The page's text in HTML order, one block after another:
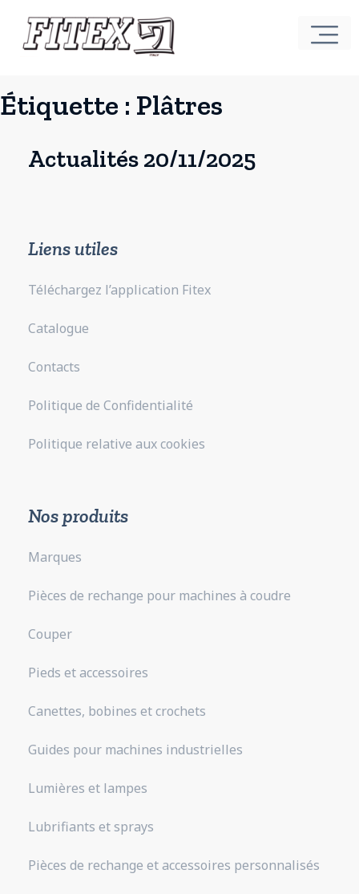
Étiquette : Plâtres
Actualités 20/11/2025
Liens utiles
Téléchargez l’application Fitex
Catalogue
Contacts
Politique de Confidentialité
Politique relative aux cookies
Nos produits
Marques
Pièces de rechange pour machines à coudre
Couper
Pieds et accessoires
Canettes, bobines et crochets
Guides pour machines industrielles
Lumières et lampes
Lubrifiants et sprays
Pièces de rechange et accessoires personnalisés